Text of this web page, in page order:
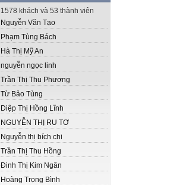
1578 khách và 53 thành viên
Nguyễn Văn Tạo
Phạm Tùng Bách
Hà Thị Mỹ An
nguyễn ngọc linh
Trần Thị Thu Phương
Từ Bảo Tùng
Diệp Thị Hồng Lĩnh
NGUYỄN THỊ RU TƠ
Nguyễn thị bích chi
Trần Thị Thu Hồng
Đinh Thị Kim Ngân
Hoàng Trọng Bình